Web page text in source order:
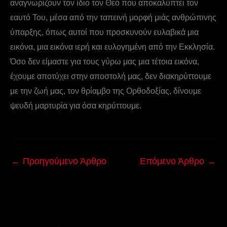
αναγνωρίζουν τον ίδιο τον Θεό που αποκαλύπτει τον
εαυτό Του, μέσα από την ταπεινή μορφή μιάς ανθρώπινης
ύπαρξης, όπως αυτοί που προσκυνούν ευλαβικά μια
εικόνα, μια εικόνα ιερή και ευλογημένη από την Εκκλησία.
Όσο δεν είμαστε για τους γύρω μας μια τέτοια εικόνα,
έχουμε αποτύχει στην αποστολή μας, δεν διακηρύττουμε
με την ζωή μας, τον θρίαμβο της Ορθοδοξίας, δίνουμε
ψευδή μαρτυρία για όσα κηρύττουμε.
← Προηγούμενο Άρθρο Επόμενο Άρθρο →